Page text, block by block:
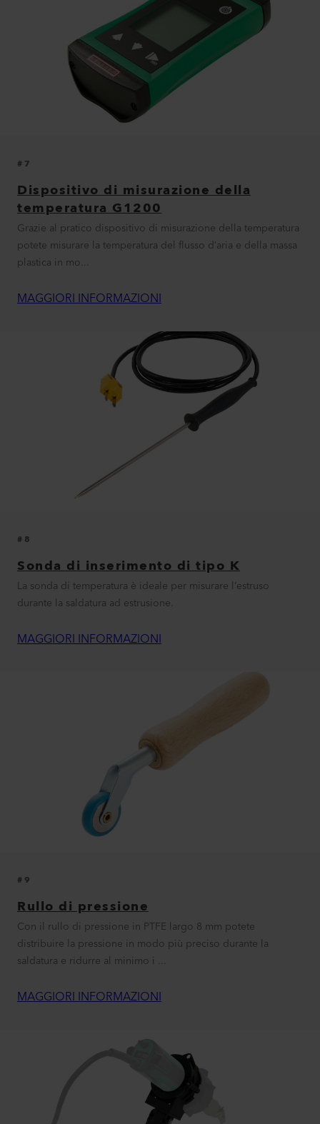
#7
Dispositivo di misurazione della
temperatura G1200
Grazie al pratico dispositivo di misurazione della temperatura
potete misurare la temperatura del flusso d’aria e della massa
plastica in mo...
MAGGIORI INFORMAZIONI
#8
Sonda di inserimento di tipo K
La sonda di temperatura è ideale per misurare l’estruso
durante la saldatura ad estrusione.
MAGGIORI INFORMAZIONI
#9
Rullo di pressione
Con il rullo di pressione in PTFE largo 8 mm potete
distribuire la pressione in modo più preciso durante la
saldatura e ridurre al minimo i ...
MAGGIORI INFORMAZIONI